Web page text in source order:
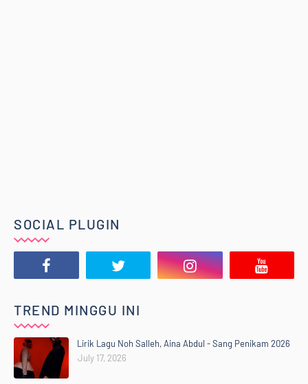
SOCIAL PLUGIN
TREND MINGGU INI
Lirik Lagu Noh Salleh, Aina Abdul - Sang Penikam 2026
July 17, 2026